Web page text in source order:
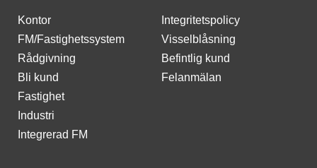
Kontor
FM/Fastighetssystem
Rådgivning
Bli kund
Fastighet
Industri
Integrerad FM
Integritetspolicy
Visselblåsning
Befintlig kund
Felanmälan